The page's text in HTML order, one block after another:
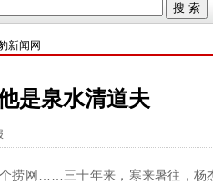
搜 索
新闻网
是泉水清道夫
网……三十年来，寒来暑往，杨